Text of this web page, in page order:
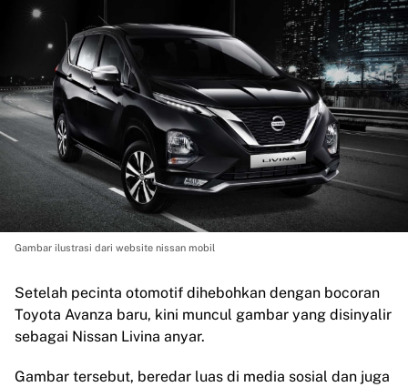
Gambar ilustrasi dari website nissan mobil
Setelah pecinta otomotif dihebohkan dengan bocoran
Toyota Avanza baru, kini muncul gambar yang disinyalir
sebagai Nissan Livina anyar.
Gambar tersebut, beredar luas di media sosial dan juga